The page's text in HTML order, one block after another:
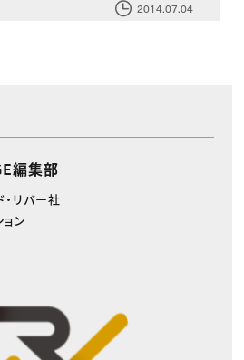
2014.07.04
編集部
リバー社
ン